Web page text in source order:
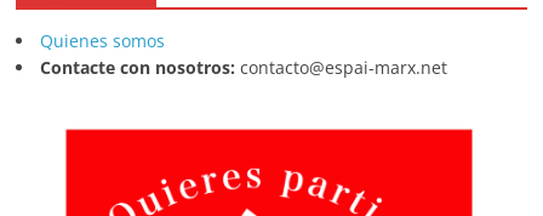
Quienes somos
Contacte con nosotros: contacto@espai-marx.net